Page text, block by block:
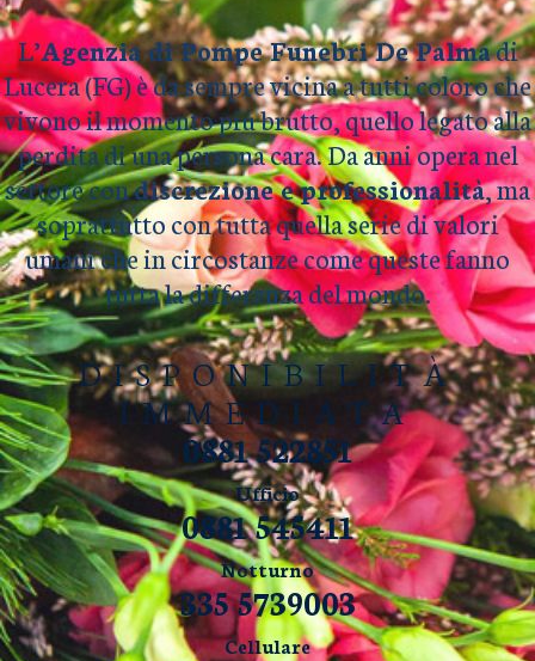
L’Agenzia di Pompe Funebri De Palmadi
Lucera (FG) è da sempre vicina a tutti coloro che
vivono il momento più brutto, quello legato alla
perdita di una persona cara. Da anni opera nel
settore condiscrezione e professionalità, ma
soprattutto con tutta quella serie di valori
umani che in circostanze come queste fanno
tutta la differenza del mondo.
DISPONIBILITÀ
IMMEDIATA
0881 522851
Ufficio
0881 545411
Notturno
335 5739003
Cellulare